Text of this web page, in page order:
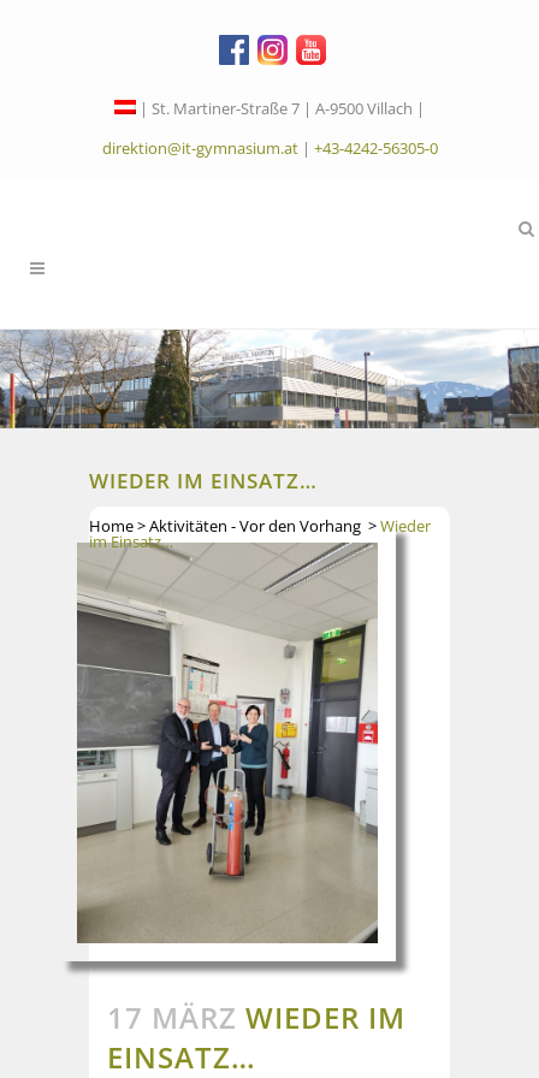
| St. Martiner-Straße 7 | A-9500 Villach |
direktion@it-gymnasium.at| +43-4242-56305-0
WIEDER IM EINSATZ…
Home>Aktivitäten - Vor den Vorhang >Wieder
im Einsatz…
17 MÄRZ WIEDER IM
EINSATZ…